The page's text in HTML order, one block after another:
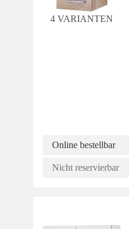
4 VARIANTEN
Online bestellbar
Nicht reservierbar